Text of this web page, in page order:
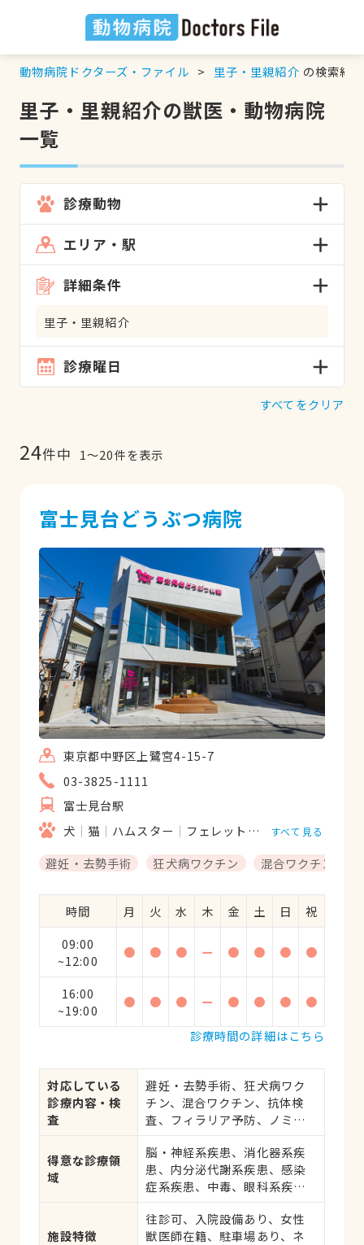
動物病院ドクターズ・ファイル 里子・里親紹介 の検索結果
里子・里親紹介の獣医・動物病院
一覧
診療動物
エリア・駅
詳細条件
里子・里親紹介
診療曜日
すべてをクリア
24件中 1〜20件を表示
富士見台どうぶつ病院
東京都中野区上鷺宮4-15-7
03-3825-1111
富士見台駅
犬
猫 ハムスター フェレット モルモット
すべて見る
避妊・去勢手術 狂犬病ワクチン 混合ワクチン
時間 月 火 水 木 金 土 日
祝
09:00
~12:00
● ● ● ー ● ● ● ●
16:00
~19:00
● ● ● ー ● ● ●
●
診療時間の詳細はこちら
対応している
診療内容・検
査
避妊・去勢手術、狂犬病ワク
チン、混合ワクチン、抗体検
査、フィラリア予防、ノミ・
応、健康診断、各種検査、外
科手術
得意な診療領
域
脳・神経系疾患、消化器系疾
患、内分泌代謝系疾患、感染
症系疾患、中毒、眼科系疾
すい臓系疾患、血液・免疫系
疾患、耳系疾患、寄生虫、心
施設特徴
往診可、入院設備あり、女性
獣医師在籍、駐車場あり、ネ